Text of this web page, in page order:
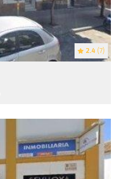
2.4 (7)